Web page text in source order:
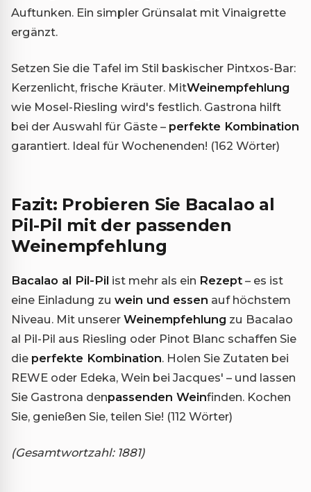
Auftunken. Ein simpler Grünsalat mit Vinaigrette
ergänzt.
Setzen Sie die Tafel im Stil baskischer Pintxos-Bar:
Kerzenlicht, frische Kräuter. MitWeinempfehlung
wie Mosel-Riesling wird's festlich. Gastrona hilft
bei der Auswahl für Gäste – perfekte Kombination
garantiert. Ideal für Wochenenden! (162 Wörter)
Fazit: Probieren Sie Bacalao al
Pil-Pil mit der passenden
Weinempfehlung
Bacalao al Pil-Pil ist mehr als ein Rezept – es ist
eine Einladung zu wein und essen auf höchstem
Niveau. Mit unserer Weinempfehlung zu Bacalao
al Pil-Pil aus Riesling oder Pinot Blanc schaffen Sie
die perfekte Kombination. Holen Sie Zutaten bei
REWE oder Edeka, Wein bei Jacques' – und lassen
Sie Gastrona denpassenden Weinfinden. Kochen
Sie, genießen Sie, teilen Sie! (112 Wörter)
(Gesamtwortzahl: 1881)